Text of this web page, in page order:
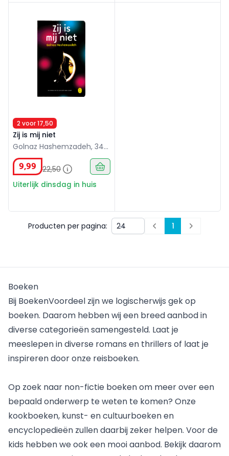
2 voor 17,50
Zij is mij niet
Golnaz Hashemzadeh, 347
blz.
9,99 22,50
Uiterlijk dinsdag in huis
Producten per pagina: Prev 1 Next
Boeken
Bij BoekenVoordeel zijn we logischerwijs gek op
boeken. Daarom hebben wij een breed aanbod in
diverse categorieën samengesteld. Laat je
meeslepen indiverse romans en thrillers of laat je
inspireren door onze reisboeken.
Op zoek naar non-fictie boeken om meer over een
bepaald onderwerp te weten te komen? Onze
kookboeken, kunst- en cultuurboeken en
encyclopedieën zullen daarbij zeker helpen. Voor de
kids hebben we ook een mooi aanbod. Bekijk daarom